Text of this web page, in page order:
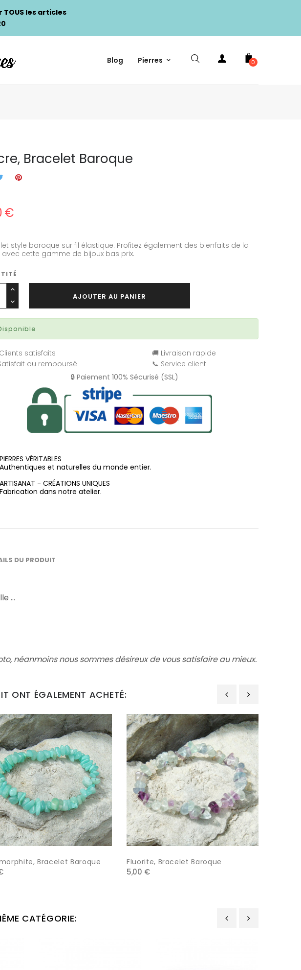
TOUS les articles
Blog Pierres 0
Bracelet Baroque
€
style baroque sur fil élastique. Profitez également des bienfaits de la
avec cette gamme de bijoux bas prix.
AJOUTER AU PANIER
satisfaits
🚚 Livraison rapide
ou remboursé
📞 Service client
🔒 Paiement 100% Sécurisé (SSL)
PIERRES VÉRITABLES
Authentiques et naturelles du monde entier.
ARTISANAT - CRÉATIONS UNIQUES
Fabrication dans notre atelier.
DU PRODUIT
...
néanmoins nous sommes désireux de vous satisfaire au mieux.
ONT ÉGALEMENT ACHETÉ:
Bracelet Baroque Fluorite, Bracelet Baroque
5,00 €
‹ ›
CATÉGORIE: